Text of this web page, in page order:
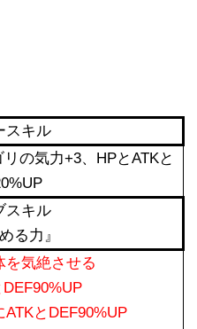
スキル
の気力+3、HPとATKと
スキル
る力』
を気絶させる
とDEF90%UP